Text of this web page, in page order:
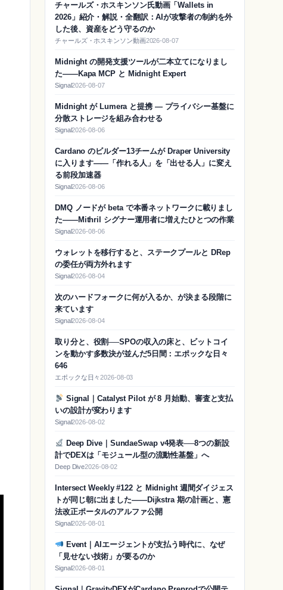
チャールズ・ホスキンソン氏動画「Wallets in
2026」紹介・解説・全翻訳：AIが攻撃者の制約を外
した後、資産をどう守るのか
チャールズ・ホスキンソン動画2026-08-07
Midnight の開発支援ツールが二本立てになりまし
た——Kapa MCP と Midnight Expert
Signal2026-08-07
Midnight が Lumera と提携 — プライバシー基盤に
分散ストレージを組み合わせる
Signal2026-08-06
Cardano のビルダー13チームが Draper University
に入ります——「作れる人」を「出せる人」に変え
る前段加速器
Signal2026-08-06
DMQ ノードが beta で本番ネットワークに載りまし
た——Mithril シグナー運用者に増えたひとつの作業
Signal2026-08-06
ウォレットを移行すると、ステークプールと DRep
の委任が両方外れます
Signal2026-08-04
次のハードフォークに何が入るか、が決まる段階に
来ています
Signal2026-08-04
取り分と、役割──SPOの収入の床と、ビットコイ
ンを動かす多数決が並んだ5日間：エポックな日々
646
エポックな日々2026-08-03
Signal｜Catalyst Pilot が 8 月始動、審査と支払
いの設計が変わります
Signal2026-08-02
Deep Dive｜SundaeSwap v4発表──8つの新設
計でDEXは「モジュール型の流動性基盤」へ
Deep Dive2026-08-02
Intersect Weekly #122 と Midnight 週間ダイジェス
トが同じ朝に出ました——Dijkstra 期の計画と、憲
法改正ポータルのアルファ公開
Signal2026-08-01
Event｜AIエージェントが支払う時代に、なぜ
「見せない技術」が要るのか
Signal2026-08-01